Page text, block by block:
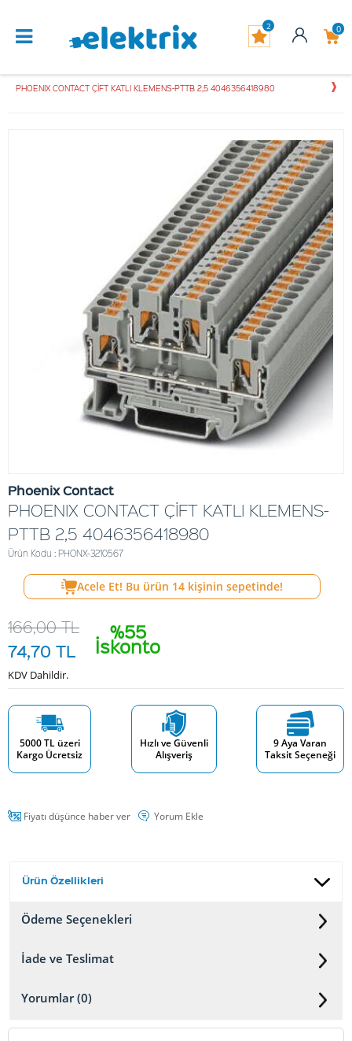
0
2
PHOENIX CONTACT ÇİFT KATLI KLEMENS-PTTB 2,5 4046356418980
Phoenix Contact
PHOENIX CONTACT ÇİFT KATLI KLEMENS-
PTTB 2,5 4046356418980
Ürün Kodu : PHONX-3210567
Acele Et! Bu ürün 14 kişinin sepetinde!
%55
İskonto
166,00TL
74,70 TL
KDV Dahildir.
5000 TL üzeri
Kargo Ücretsiz
Hızlı ve Güvenli
Alışveriş
9 Aya Varan
Taksit Seçeneği
Fiyatı düşünce haber ver Yorum Ekle
Ürün Özellikleri
Ödeme Seçenekleri
İade ve Teslimat
Yorumlar (0)